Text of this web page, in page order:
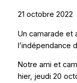
21 octobre 2022
Un camarade et
l’indépendance
Notre ami et
hier, jeudi 20